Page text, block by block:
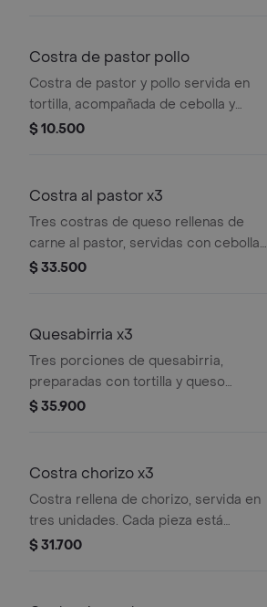
Costra de pastor pollo
Costra de pastor y pollo servida en
tortilla, acompañada de cebolla y
cilantro. Incluye limón para sazonar.
$ 10.500
Costra al pastor x3
Tres costras de queso rellenas de
carne al pastor, servidas con cebolla y
cilantro sobre tortilla.
$ 33.500
Quesabirria x3
Tres porciones de quesabirria,
preparadas con tortilla y queso
fundido con birria de carne.
$ 35.900
Costra chorizo x3
Costra rellena de chorizo, servida en
tres unidades. Cada pieza está
cubierta con una rodaja de chorizo
$ 31.700